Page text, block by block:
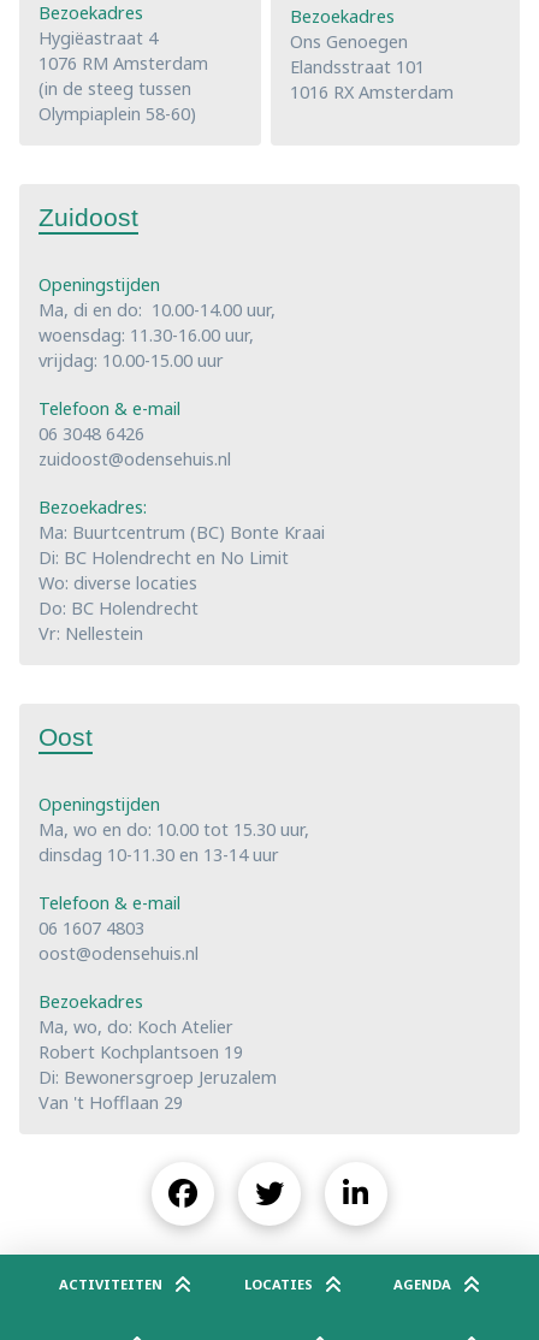
Bezoekadres
Hygiëastraat 4
1076 RM Amsterdam
(in de steeg tussen
Olympiaplein 58-60)
Bezoekadres
Ons Genoegen
Elandsstraat 101
1016 RX Amsterdam
Zuidoost
Openingstijden
Ma, di en do: 10.00-14.00 uur,
woensdag: 11.30-16.00 uur,
vrijdag: 10.00-15.00 uur
Telefoon & e-mail
06 3048 6426
zuidoost@odensehuis.nl
Bezoekadres:
Ma: Buurtcentrum (BC) Bonte Kraai
Di: BC Holendrecht en No Limit
Wo: diverse locaties
Do: BC Holendrecht
Vr: Nellestein
Oost
Openingstijden
Ma, wo en do: 10.00 tot 15.30 uur,
dinsdag 10-11.30 en 13-14 uur
Telefoon & e-mail
06 1607 4803
oost@odensehuis.nl
Bezoekadres
Ma, wo, do: Koch Atelier
Robert Kochplantsoen 19
Di: Bewonersgroep Jeruzalem
Van 't Hofflaan 29
ACTIVITEITEN LOCATIES AGENDA